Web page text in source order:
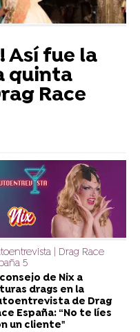
Así fue la
quinta
Race
| Drag Race
5
de Nix a
drags en la
de Drag
España: “No te líes
un cliente"